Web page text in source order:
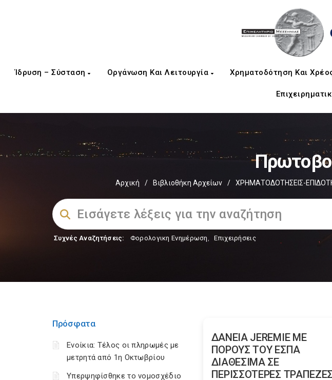
Ίδρυση – Σύσταση Οργάνωση Και Λειτουργία Χρηματοδότηση Και
Αρχική / Βιβλιοθήκη Αρχείων / ΧΡΗΜΑΤΟΔΟΤΗΣΕΙΣ-
Συχνές Αναζητήσεις: Φορολογικη Ενημέρωση, Επιχειρήσεις
Πρόσφατα
Ενοίκια: Τέλος οι πληρωμές με
μετρητά από 1η Οκτωβρίου
Υπερψηφίσθηκε το νομοσχέδιο
ΔΑΝΕΙΑ JEREMIE ΜΕ
ΠΟΡΟΥΣ ΤΟΥ ΕΣΠΑ
ΔΙΑΘΕΣΙΜΑ ΣΕ
ΠΕΡΙΣΣΟΤΕΡΕΣ ΤΡΑΠΕΖΕΣ